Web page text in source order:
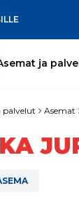
ja
palvelut Asemat